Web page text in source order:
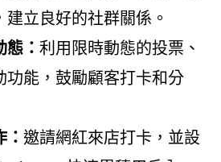
建立良好的社群關係。
： 利用限時動態的投票、
功能，鼓勵顧客打卡和分
邀請網紅來店打卡，並設